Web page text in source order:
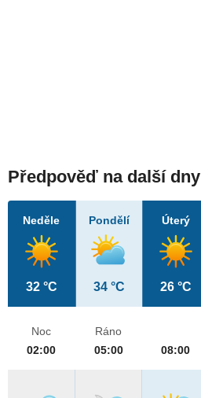
Předpověď na další dny
Neděle
32 °C
Pondělí
34 °C
Úterý
26 °C
Noc
02:00
Ráno
05:00
08:00